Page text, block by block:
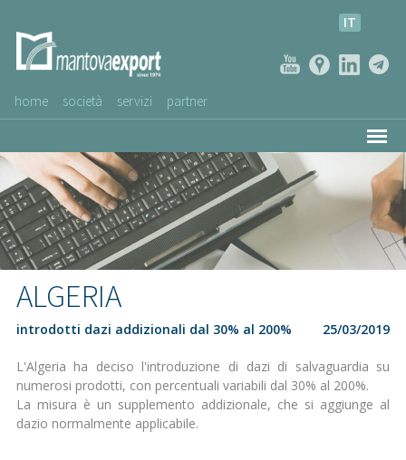
IT
home società servizi partner
AZIENDE CLIENTI
NEWS
VIDEO
SERVIZIO CLIENTI
ALGERIA
introdotti dazi addizionali dal 30% al 200% 25/03/2019
L'Algeria ha deciso l'introduzione di dazi di salvaguardia su
numerosi prodotti, con percentuali variabili dal 30% al 200%.
La misura è un supplemento addizionale, che si aggiunge al
dazio normalmente applicabile.